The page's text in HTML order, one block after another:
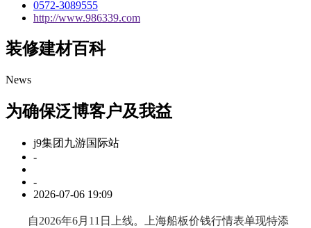
0572-3089555
http://www.986339.com
装修建材百科
News
为确保泛博客户及我益
j9集团九游国际站
-
-
2026-07-06 19:09
自2026年6月11日上线。上海船板价钱行情表单现特添